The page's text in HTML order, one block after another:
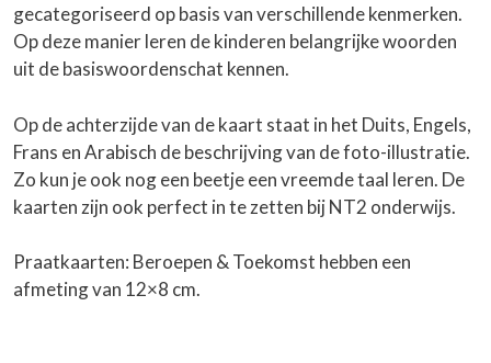
gecategoriseerd op basis van verschillende kenmerken.
Op deze manier leren de kinderen belangrijke woorden
uit de basiswoordenschat kennen.
Op de achterzijde van de kaart staat in het Duits, Engels,
Frans en Arabisch de beschrijving van de foto-illustratie.
Zo kun je ook nog een beetje een vreemde taal leren. De
kaarten zijn ook perfect in te zetten bij NT2 onderwijs.
Praatkaarten: Beroepen & Toekomst hebben een
afmeting van 12×8 cm.